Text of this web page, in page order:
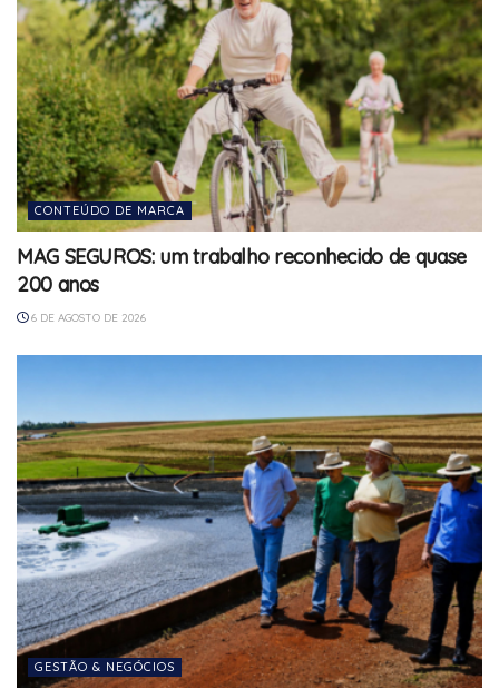
CONTEÚDO DE MARCA
MAG SEGUROS: um trabalho reconhecido de quase
200 anos
6 DE AGOSTO DE 2026
GESTÃO & NEGÓCIOS